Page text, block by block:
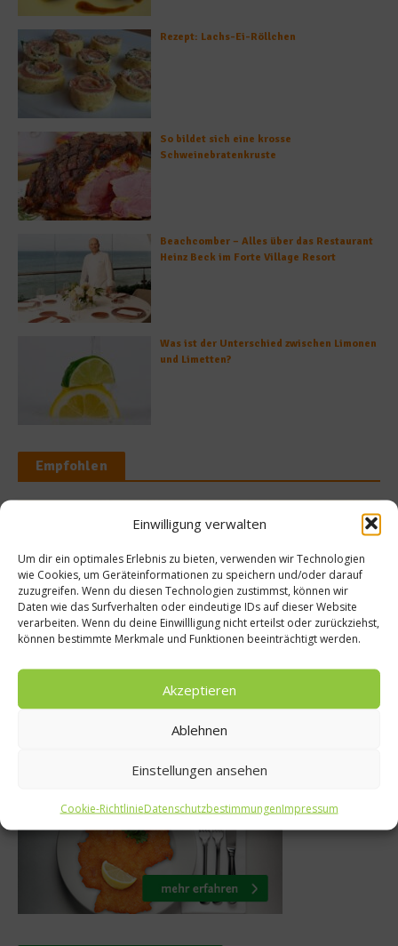
Einwilligung verwalten
Um dir ein optimales Erlebnis zu bieten, verwenden wir Technologien
wie Cookies, um Geräteinformationen zu speichern und/oder darauf
zuzugreifen. Wenn du diesen Technologien zustimmst, können wir
Daten wie das Surfverhalten oder eindeutige IDs auf dieser Website
verarbeiten. Wenn du deine Einwillligung nicht erteilst oder zurückziehst,
können bestimmte Merkmale und Funktionen beeinträchtigt werden.
Akzeptieren
Ablehnen
Einstellungen ansehen
Cookie-RichtlinieDatenschutzbestimmungenImpressum
Rezept: Lachs-Ei-Röllchen
So bildet sich eine krosse
Schweinebratenkruste
Beachcomber – Alles über das Restaurant
Heinz Beck im Forte Village Resort
Was ist der Unterschied zwischen Limonen
und Limetten?
Empfohlen
Eating:
Kinder mit
2012
Fisch
Stefan
11. Dezember